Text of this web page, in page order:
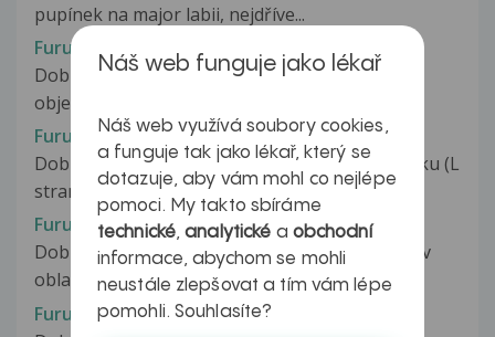
pupínek na major labii, nejdříve...
Furunkl
Dobrý den, chtěl bych se zeptat na břichu se mi
objevilo tohle viz foto. Nebolí...
Furunkl
Dobry den, minuly patek (20.9.) se mi v podbrisku (L
strana) udelal pupinek...
Furunkl
Dobrý den, trápí mě jestli můžu říct velké akné v
oblasti podpaží. Bolí, že...
Furunkl
Náš web funguje jako lékař
Náš web využívá soubory cookies,
a funguje tak jako lékař, který se
dotazuje, aby vám mohl co nejlépe
pomoci. My takto sbíráme
technické,analytické a obchodní
informace, abychom se mohli
neustále zlepšovat a tím vám lépe
pomohli. Souhlasíte?